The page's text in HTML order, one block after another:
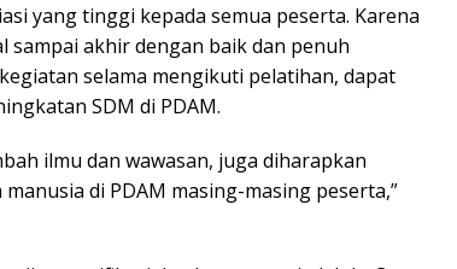
yang tinggi kepada semua peserta. Karena
akhir dengan baik dan penuh
selama mengikuti pelatihan, dapat
SDM di PDAM.
ilmu dan wawasan, juga diharapkan
di PDAM masing-masing peserta,”